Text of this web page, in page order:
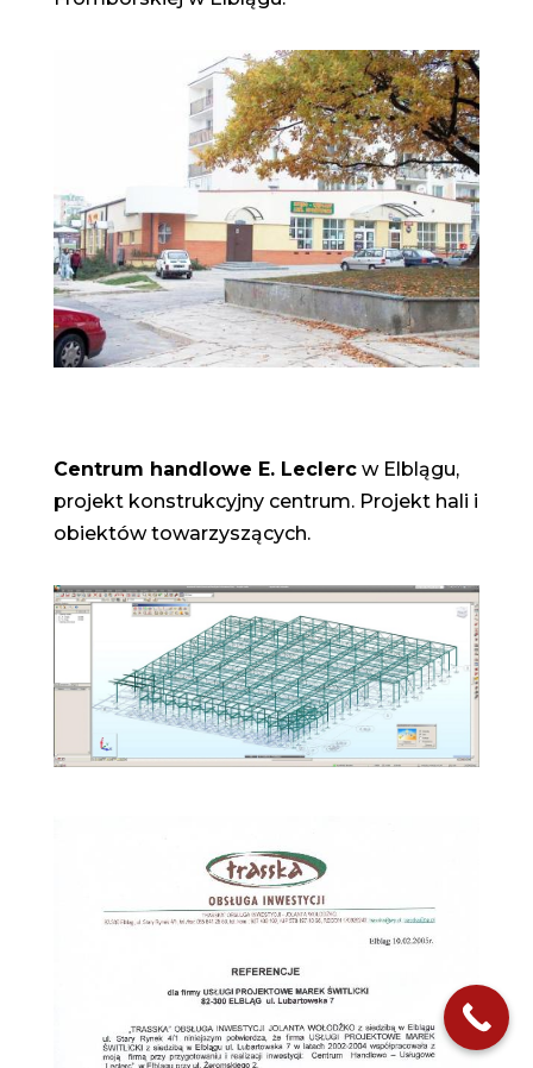
Centrum handlowe E. Leclercw Elblągu,
projekt konstrukcyjny centrum. Projekt hali i
obiektów towarzyszących.